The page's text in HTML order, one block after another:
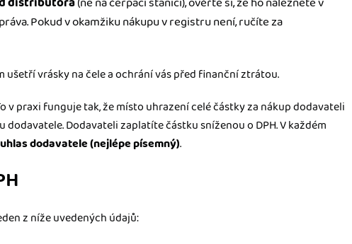
Pokud v okamžiku nákupu v registru není, ručíte za
vrásky na čele a ochrání vás před finanční ztrátou.
v praxi funguje tak, že místo uhrazení celé částky za nákup dodavateli
Dodavateli zaplatíte částku sníženou o DPH. V každém
dodavatele (nejlépe písemný).
z níže uvedených údajů: